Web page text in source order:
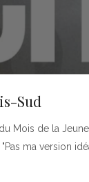
Sud
Mois de la
ma version